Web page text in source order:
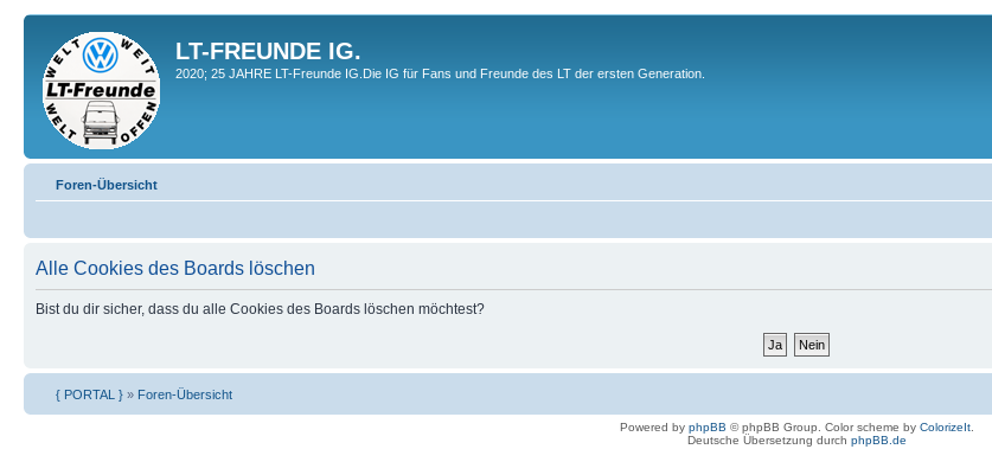
LT-FREUNDE IG.
2020; 25 JAHRE LT-Freunde IG.Die IG für Fans und Freunde des LT der ersten Generation.
Foren-Übersicht
Alle Cookies des Boards löschen
Bist du dir sicher, dass du alle Cookies des Boards löschen möchtest?
{ PORTAL } » Foren-Übersicht
Powered by phpBB © phpBB Group. Color scheme by ColorizeIt.
Deutsche Übersetzung durch phpBB.de